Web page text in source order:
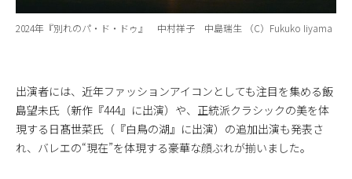
2024年『別れのパ・ド・ドゥ』 中村祥子 中島瑞生 （C）Fukuko Iiyama
出演者には、近年ファッションアイコンとしても注目を集める飯
島望未氏（新作『444』に出演）や、正統派クラシックの美を体
現する日髙世菜氏（『白鳥の湖』に出演）の追加出演も発表さ
れ、バレエの“現在”を体現する豪華な顔ぶれが揃いました。